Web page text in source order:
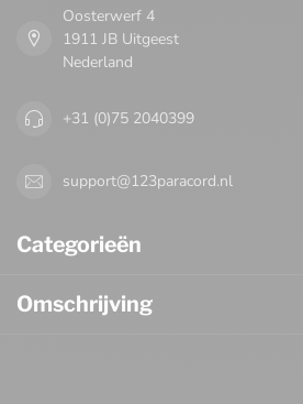
Oosterwerf 4
1911 JB Uitgeest
Nederland
+31 (0)75 2040399
support@123paracord.nl
Categorieën
Omschrijving